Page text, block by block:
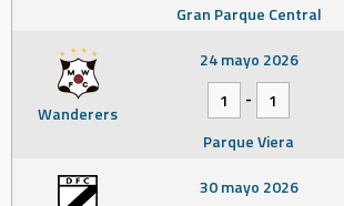
Gran Parque Central
Wanderers
24 mayo 2026
1
-
1
Parque Viera
30 mayo 2026